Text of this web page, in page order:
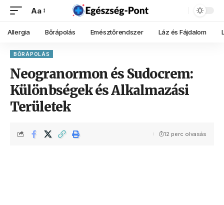
Aa
Allergia Bőrápolás Emésztőrendszer Láz és Fájdalom
BŐRÁPOLÁS
Neogranormon és Sudocrem:
Különbségek és Alkalmazási
Területek
12 perc olvasás